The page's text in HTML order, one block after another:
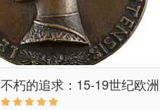
不朽的追求：15-19世纪欧